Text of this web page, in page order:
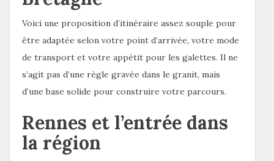
Voici une proposition d’itinéraire assez souple pour
être adaptée selon votre point d’arrivée, votre mode
de transport et votre appétit pour les galettes. Il ne
s’agit pas d’une règle gravée dans le granit, mais
d’une base solide pour construire votre parcours.
Rennes et l’entrée dans
la région